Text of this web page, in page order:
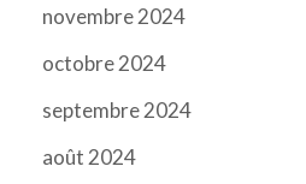
novembre 2024
octobre 2024
septembre 2024
août 2024